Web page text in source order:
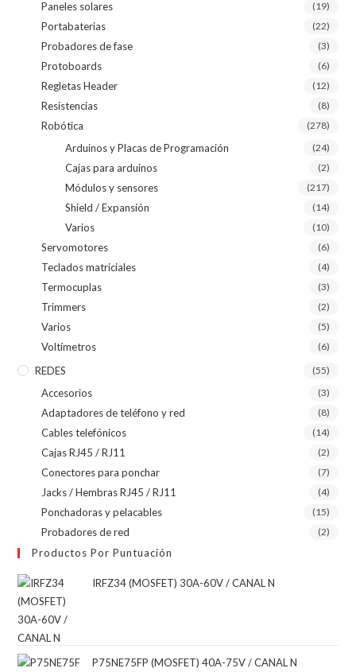
Paneles solares (19)
Portabaterias (22)
Probadores de fase (3)
Protoboards (6)
Regletas Header (12)
Resistencias (8)
Robótica (278)
Arduinos y Placas de Programación (24)
Cajas para arduinos (2)
Módulos y sensores (217)
Shield / Expansión (14)
Varios (10)
Servomotores (6)
Teclados matriciales (4)
Termocuplas (3)
Trimmers (2)
Varios (5)
Voltímetros (6)
REDES (55)
Accesorios (3)
Adaptadores de teléfono y red (8)
Cables telefónicos (14)
Cajas RJ45 / RJ11 (2)
Conectores para ponchar (7)
Jacks / Hembras RJ45 / RJ11 (4)
Ponchadoras y pelacables (15)
Probadores de red (2)
Productos Por Puntuación
IRFZ34 (MOSFET) 30A-60V / CANAL N
P75NE75FP (MOSFET) 40A-75V / CANAL N